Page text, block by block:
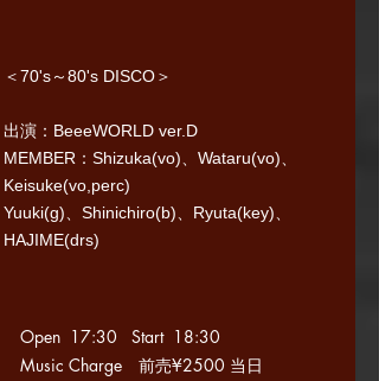
​＜70's～80's DISCO＞
出演：BeeeWORLD ver.D
MEMBER：Shizuka(vo)、Wataru(vo)、
Keisuke(vo,perc)​
​Yuuki(g)、Shinichiro(b)、Ryuta(key)、
HAJIME(drs)
Open 17:30 Start 18:30
Music Charge 前売¥2500 当日